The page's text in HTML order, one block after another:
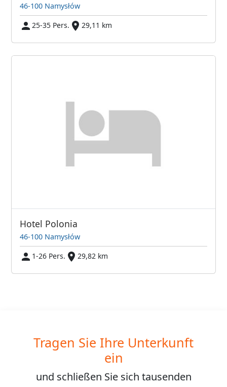
46-100 Namysłów
25-35 Pers.
29,11 km
Hotel Polonia
46-100 Namysłów
1-26 Pers.
29,82 km
Tragen Sie Ihre Unterkunft
ein
und schließen Sie sich tausenden